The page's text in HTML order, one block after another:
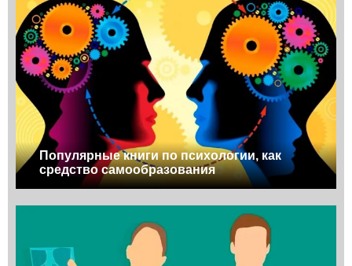
Популярные книги по психологии, как
средство самообразования